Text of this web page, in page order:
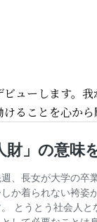
ューします。我
ることを心か